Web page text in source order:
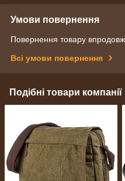
Умови повернення
Повернення товару
Всі умови повернення
Подібні товари компанії